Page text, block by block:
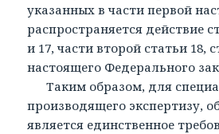
указанных в части первой
распространяется действие
и 17, части второй статьи 18,
настоящего Федерального
Таким образом, для
производящего экспертизу,
является единственное